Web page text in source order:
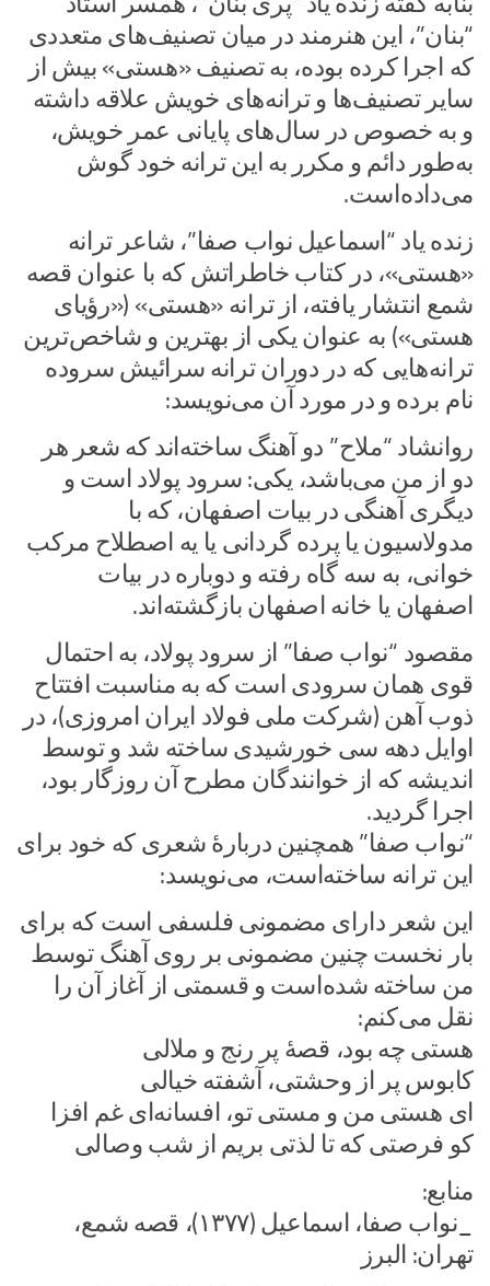
“بنان”، این هنرمند در میان تصنیف‌های متعددی
که اجرا کرده بوده، به تصنیف «هستی» بیش از
سایر تصنیف‌ها و ترانه‌های خویش علاقه داشته
و به خصوص در سال‌های پایانی عمر خویش،
به‌طور دائم و مکرر به این ترانه خود گوش
می‌داده‌است.
زنده یاد “اسماعیل نواب صفا”، شاعر ترانه
«هستی»، در کتاب خاطراتش که با عنوان قصه
شمع انتشار یافته، از ترانه «هستی» («رؤیای
هستی») به عنوان یکی از بهترین و شاخص‌ترین
ترانه‌هایی که در دوران ترانه سرائیش سروده
نام برده و در مورد آن می‌نویسد:
روانشاد “ملاح” دو آهنگ ساخته‌اند که شعر هر
دو از من می‌باشد، یکی: سرود پولاد است و
دیگری آهنگی در بیات اصفهان، که با
مدولاسیون یا پرده گردانی یا یه اصطلاح مرکب
خوانی، به سه گاه رفته و دوباره در بیات
اصفهان یا خانه اصفهان بازگشته‌اند.
مقصود “نواب صفا” از سرود پولاد، به احتمال
قوی همان سرودی است که به مناسبت افتتاح
ذوب آهن (شرکت ملی فولاد ایران امروزی)، در
اوایل دهه سی خورشیدی ساخته شد و توسط
اندیشه که از خوانندگان مطرح آن روزگار بود،
اجرا گردید.
“نواب صفا” همچنین دربارهٔ شعری که خود برای
این ترانه ساخته‌است، می‌نویسد:
این شعر دارای مضمونی فلسفی است که برای
بار نخست چنین مضمونی بر روی آهنگ توسط
من ساخته شده‌است و قسمتی از آغاز آن را
نقل می‌کنم:
هستی چه بود، قصهٔ پر رنج و ملالی
کابوس پر از وحشتی، آشفته خیالی
ای هستی من و مستی تو، افسانه‌ای غم افزا
کو فرصتی که تا لذتی بریم از شب وصالی
منابع:
_نواب صفا، اسماعیل (۱۳۷۷)، قصه شمع،
تهران: البرز